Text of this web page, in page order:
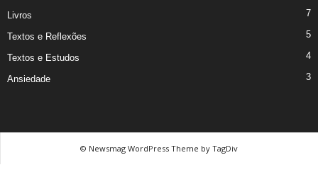
Livros 7
Textos e Reflexões 5
Textos e Estudos 4
Ansiedade 3
© Newsmag WordPress Theme by TagDiv